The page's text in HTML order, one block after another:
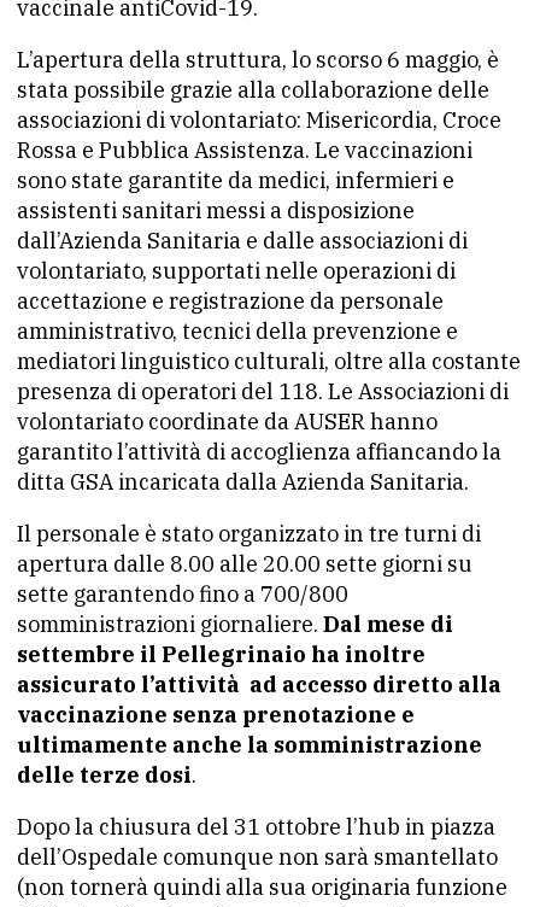
vaccinale antiCovid-19.
L’apertura della struttura, lo scorso 6 maggio, è
stata possibile grazie alla collaborazione delle
associazioni di volontariato: Misericordia, Croce
Rossa e Pubblica Assistenza. Le vaccinazioni
sono state garantite da medici, infermieri e
assistenti sanitari messi a disposizione
dall’Azienda Sanitaria e dalle associazioni di
volontariato, supportati nelle operazioni di
accettazione e registrazione da personale
amministrativo, tecnici della prevenzione e
mediatori linguistico culturali, oltre alla costante
presenza di operatori del 118. Le Associazioni di
volontariato coordinate da AUSER hanno
garantito l’attività di accoglienza affiancando la
ditta GSA incaricata dalla Azienda Sanitaria.
Il personale è stato organizzato in tre turni di
apertura dalle 8.00 alle 20.00 sette giorni su
sette garantendo fino a 700/800
somministrazioni giornaliere. Dal mese di
settembre il Pellegrinaio ha inoltre
assicurato l’attività ad accesso diretto alla
vaccinazione senza prenotazione e
ultimamente anche la somministrazione
delle terze dosi.
Dopo la chiusura del 31 ottobre l’hub in piazza
dell’Ospedale comunque non sarà smantellato
(non tornerà quindi alla sua originaria funzione